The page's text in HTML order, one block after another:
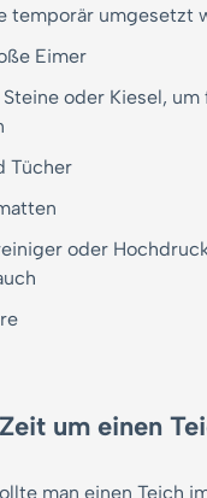
temporär umgesetzt
Eimer
​​oder Kiesel,
Tücher
oder
um einen
man einen Teich